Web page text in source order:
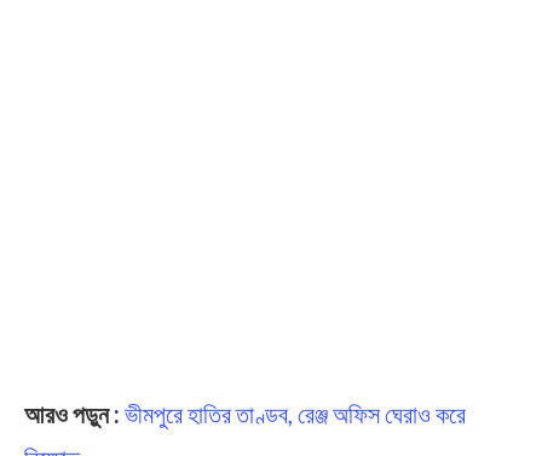
আরও পড়ুন : ভীমপুরে হাতির তাণ্ডব, রেঞ্জ অফিস ঘেরাও করে